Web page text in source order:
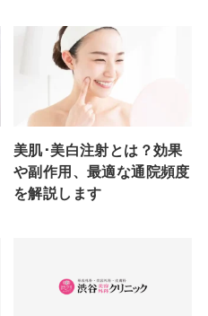
美肌･美白注射とは？効果
や副作用、最適な通院頻度
を解説します